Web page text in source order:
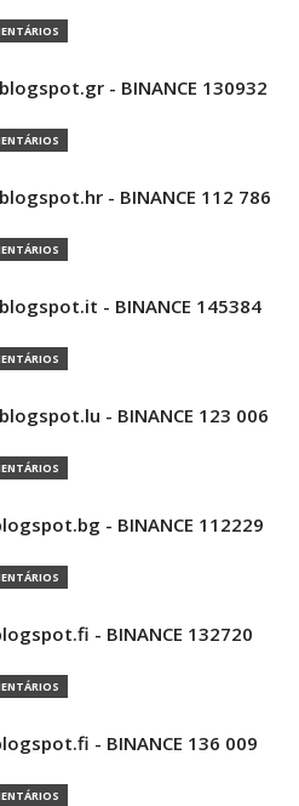
- BINANCE 130932
- BINANCE 112 786
- BINANCE 145384
- BINANCE 123 006
- BINANCE 112229
- BINANCE 132720
- BINANCE 136 009